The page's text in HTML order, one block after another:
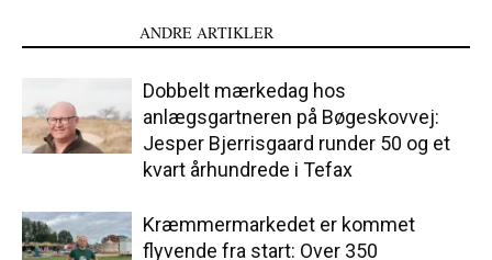
ANDRE ARTIKLER
Dobbelt mærkedag hos
anlægsgartneren på Bøgeskovvej:
Jesper Bjerrisgaard runder 50 og et
kvart århundrede i Tefax
Kræmmermarkedet er kommet
flyvende fra start: Over 350